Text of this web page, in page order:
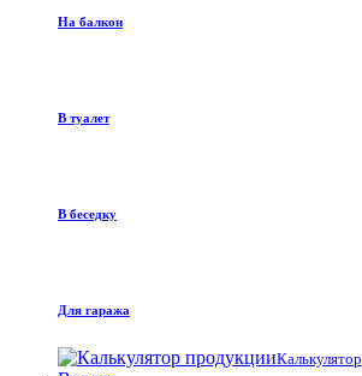
На балкон
В туалет
В беседку
Для гаража
Калькулятор